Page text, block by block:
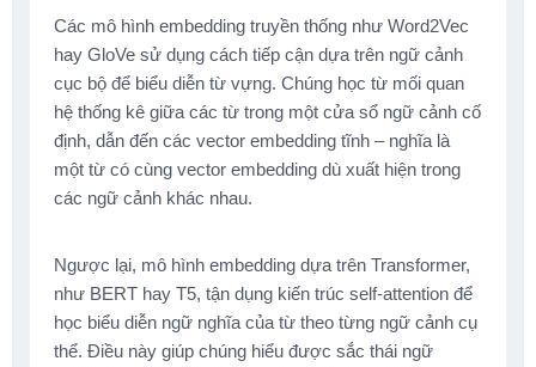
Các mô hình embedding truyền thống như Word2Vec
hay GloVe sử dụng cách tiếp cận dựa trên ngữ cảnh
cục bộ để biểu diễn từ vựng. Chúng học từ mối quan
hệ thống kê giữa các từ trong một cửa sổ ngữ cảnh cố
định, dẫn đến các vector embedding tĩnh – nghĩa là
một từ có cùng vector embedding dù xuất hiện trong
các ngữ cảnh khác nhau.
Ngược lại, mô hình embedding dựa trên Transformer,
như BERT hay T5, tận dụng kiến trúc self-attention để
học biểu diễn ngữ nghĩa của từ theo từng ngữ cảnh cụ
thể. Điều này giúp chúng hiểu được sắc thái ngữ